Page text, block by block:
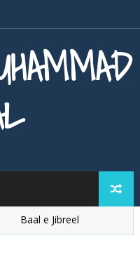
Baal e Jibreel